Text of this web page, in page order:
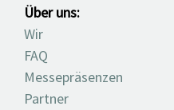
Über uns:
Wir
FAQ
Messepräsenzen
Partner